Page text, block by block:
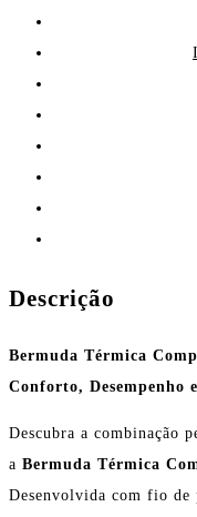
Descrição
Bermuda Térmica
Conforto, Desempenho
Descubra a combinação
a Bermuda Térmica
Desenvolvida com fio de